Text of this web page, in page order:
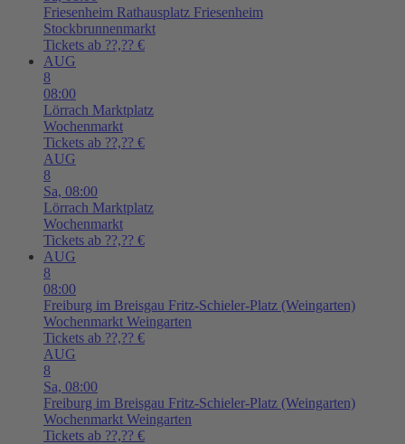
Friesenheim Rathausplatz Friesenheim
Stockbrunnenmarkt
Tickets ab ??,?? €
AUG
8
08:00
Lörrach Marktplatz
Wochenmarkt
Tickets ab ??,?? €
AUG
8
Sa, 08:00
Lörrach Marktplatz
Wochenmarkt
Tickets ab ??,?? €
AUG
8
08:00
Freiburg im Breisgau Fritz-Schieler-Platz (Weingarten)
Wochenmarkt Weingarten
Tickets ab ??,?? €
AUG
8
Sa, 08:00
Freiburg im Breisgau Fritz-Schieler-Platz (Weingarten)
Wochenmarkt Weingarten
Tickets ab ??,?? €